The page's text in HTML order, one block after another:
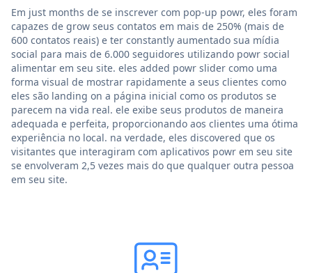
Em just months de se inscrever com pop-up powr, eles foram
capazes de grow seus contatos em mais de 250% (mais de
600 contatos reais) e ter constantly aumentado sua mídia
social para mais de 6.000 seguidores utilizando powr social
alimentar em seu site. eles added powr slider como uma
forma visual de mostrar rapidamente a seus clientes como
eles são landing on a página inicial como os produtos se
parecem na vida real. ele exibe seus produtos de maneira
adequada e perfeita, proporcionando aos clientes uma ótima
experiência no local. na verdade, eles discovered que os
visitantes que interagiram com aplicativos powr em seu site
se envolveram 2,5 vezes mais do que qualquer outra pessoa
em seu site.